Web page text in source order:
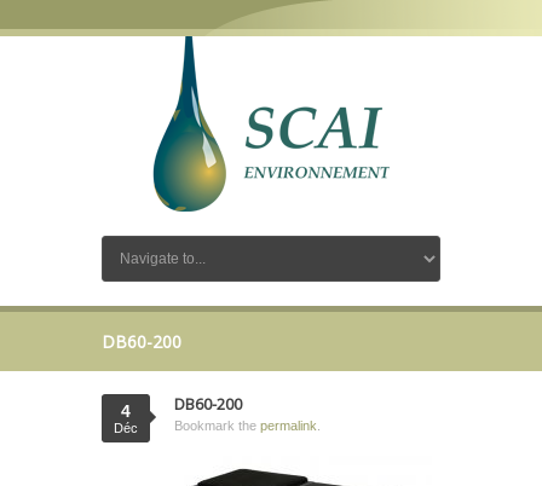
DB60-200
4
Déc
DB60-200
Bookmark the permalink